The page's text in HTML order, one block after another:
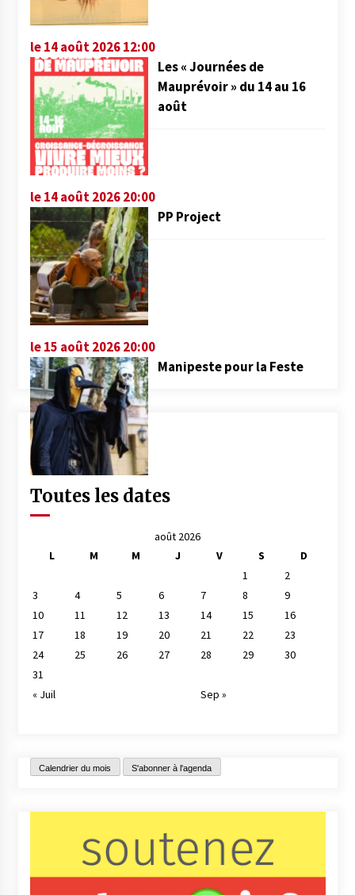
le 14 août 2026 12:00
Les « Journées de
Mauprévoir » du 14 au 16
août
le 14 août 2026 20:00
PP Project
le 15 août 2026 20:00
Manipeste pour la Feste
Toutes les dates
août 2026
L
M M J V S
D
1
2
3
4 5 6 7 8
9
10
11 12 13 14 15
16
17
18 19 20 21 22
23
24
25 26 27 28 29
30
31
« Juil
Sep »
Calendrier du mois S'abonner à l'agenda